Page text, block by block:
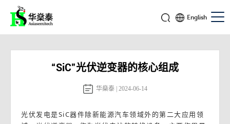
English
“SiC”光伏逆变器的核心组成
华燊泰 | 2024-06-14
光伏发电是SiC器件除新能源汽车领域外的第二大应用领